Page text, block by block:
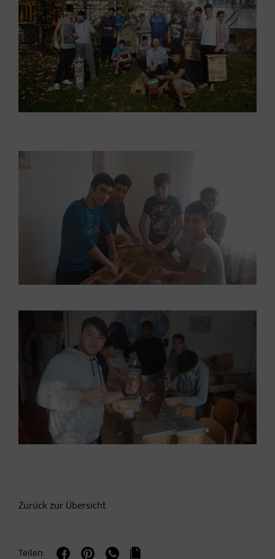
Zurück zur Übersicht
Teilen: